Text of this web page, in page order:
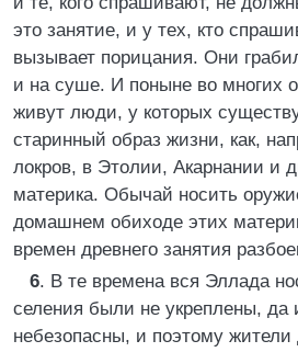
это занятие, и у тех, кто
вызывает порицания. Они
и на суше. И поныне во многих
живут люди, у которых
старинный образ жизни, как,
локров, в Этолии, Акарнании и
материка. Обычай носить
домашнем обиходе этих
времен древнего занятия
6. В те времена вся Эллада
селения были не укреплены, да
небезопасны, и поэтому